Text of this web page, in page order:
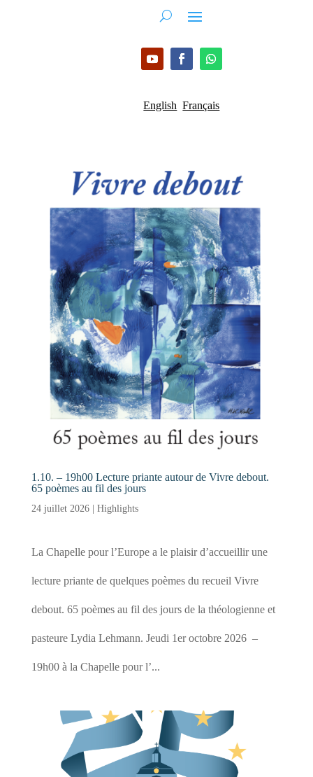
English Français
1.10. – 19h00 Lecture priante autour de Vivre debout.
65 poèmes au fil des jours
24 juillet 2026 Highlights
La Chapelle pour l’Europe a le plaisir d’accueillir une
lecture priante de quelques poèmes du recueil Vivre
debout. 65 poèmes au fil des jours de la théologienne et
pasteure Lydia Lehmann. Jeudi 1er octobre 2026 –
19h00 à la Chapelle pour l’...